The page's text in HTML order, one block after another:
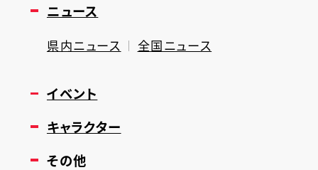
ニュース
県内ニュース 全国ニュース
イベント
キャラクター
その他